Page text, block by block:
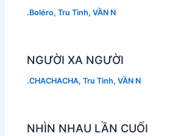
.Boléro,Tru Tinh,VẦN N
NGƯỜI XA NGƯỜI
.CHACHACHA,Tru Tinh,VẦN N
NHÌN NHAU LẦN CUỐI